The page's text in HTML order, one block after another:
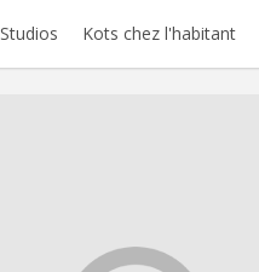
Studios Kots chez l'habitant